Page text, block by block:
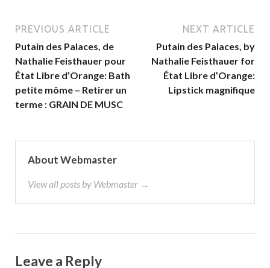
PREVIOUS ARTICLE
Putain des Palaces, de
Nathalie Feisthauer pour
État Libre d’Orange: Bath
petite môme – Retirer un
terme : GRAIN DE MUSC
NEXT ARTICLE
Putain des Palaces, by
Nathalie Feisthauer for
État Libre d’Orange:
Lipstick magnifique
About Webmaster
View all posts by Webmaster →
Leave a Reply